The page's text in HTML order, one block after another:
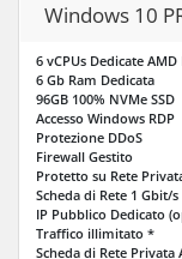
Windows 10
6 vCPUs Dedicate AMD
6 Gb Ram Dedicata
96GB 100% NVMe SSD
Accesso Windows RDP
Protezione DDoS
Firewall Gestito
Protetto su Rete
Scheda di Rete 1 Gbit/s
IP Pubblico Dedicato
Traffico illimitato *
Scheda di Rete Privata